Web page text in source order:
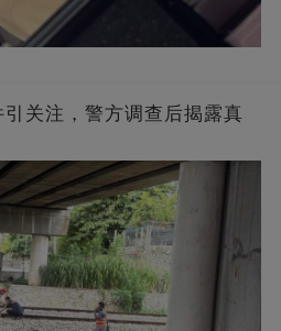
关注，警方调查后揭露真